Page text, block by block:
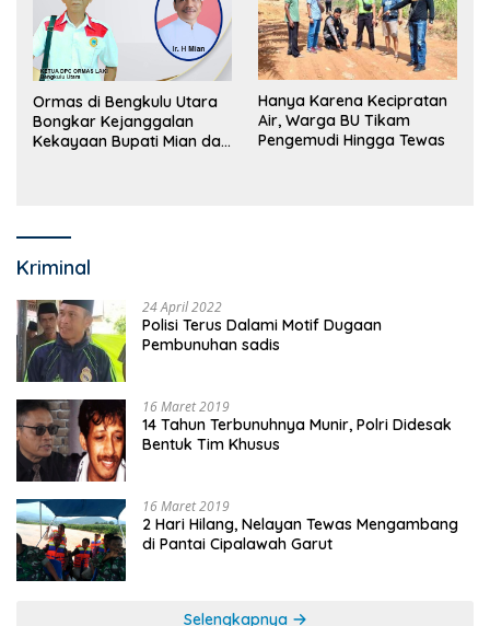
Ormas di Bengkulu Utara
Bongkar Kejanggalan
Kekayaan Bupati Mian dan
Hanya Karena Kecipratan
Air, Warga BU Tikam
Pengemudi Hingga Tewas
Kriminal
24 April 2022
Polisi Terus Dalami Motif Dugaan
Pembunuhan sadis
16 Maret 2019
14 Tahun Terbunuhnya Munir, Polri Didesak
Bentuk Tim Khusus
16 Maret 2019
2 Hari Hilang, Nelayan Tewas Mengambang
di Pantai Cipalawah Garut
Selengkapnya